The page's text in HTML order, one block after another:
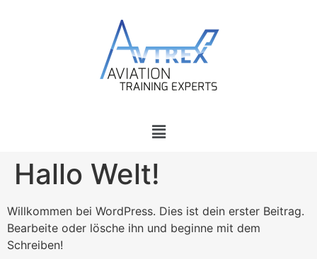
Hallo Welt!
Willkommen bei WordPress. Dies ist dein erster Beitrag.
Bearbeite oder lösche ihn und beginne mit dem
Schreiben!